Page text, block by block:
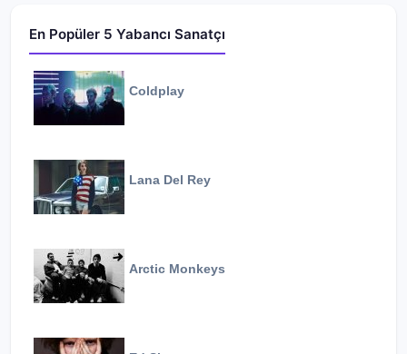
En Popüler 5 Yabancı Sanatçı
Coldplay
Lana Del Rey
Arctic Monkeys